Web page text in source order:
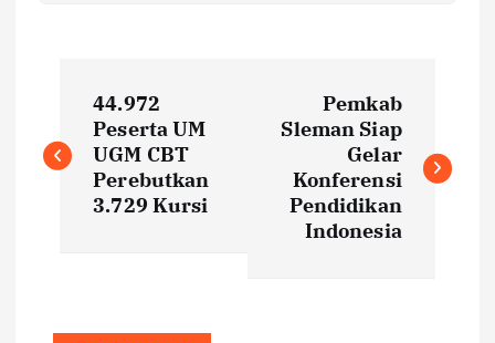
o
44.972
Peserta UM
UGM CBT
Perebutkan
3.729 Kursi
Pemkab
Sleman Siap
Gelar
Konferensi
Pendidikan
Indonesia